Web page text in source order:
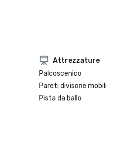
Attrezzature
Palcoscenico
Pareti divisorie mobili
Pista da ballo